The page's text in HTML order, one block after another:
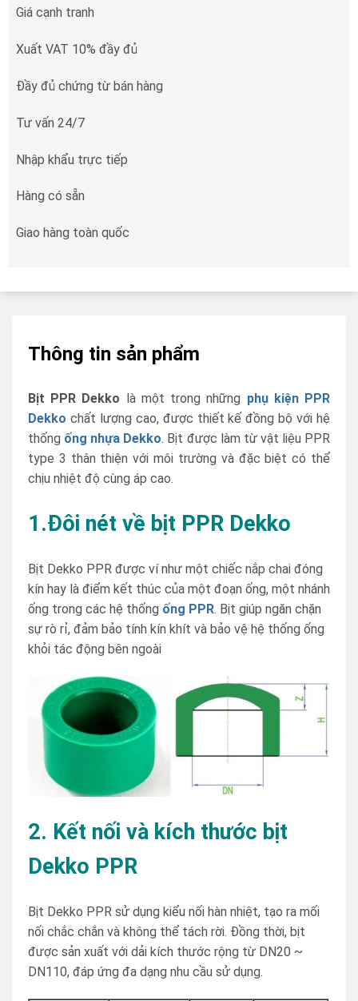
Giá cạnh tranh
Xuất VAT 10% đầy đủ
Đầy đủ chứng từ bán hàng
Tư vấn 24/7
Nhập khẩu trực tiếp
Hàng có sẵn
Giao hàng toàn quốc
Thông tin sản phẩm
Bịt PPR Dekko là một trong những phụ kiện PPR
Dekko chất lượng cao, được thiết kế đồng bộ với hệ
thống ống nhựa Dekko. Bịt được làm từ vật liệu PPR
type 3 thân thiện với môi trường và đặc biệt có thể
chịu nhiệt độ cùng áp cao.
1.Đôi nét về bịt PPR Dekko
Bịt Dekko PPR được ví như một chiếc nắp chai đóng
kín hay là điểm kết thúc của một đoạn ống, một nhánh
ống trong các hệ thống ống PPR. Bịt giúp ngăn chặn
sự rò rỉ, đảm bảo tính kín khít và bảo vệ hệ thống ống
khỏi tác động bên ngoài
2. Kết nối và kích thước bịt
Dekko PPR
Bịt Dekko PPR sử dụng kiểu nối hàn nhiệt, tạo ra mối
nối chắc chắn và không thể tách rời. Đồng thời, bịt
được sản xuất với dải kích thước rộng từ DN20 ~
DN110, đáp ứng đa dạng nhu cầu sử dụng.